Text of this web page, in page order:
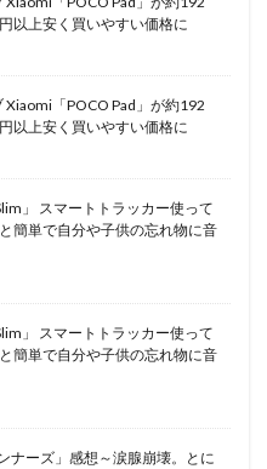
以上安く買いやすい価格に
「POCO Pad」が約192
以上安く買いやすい価格に
」 スマートトラッカー使って
簡単で自分や子供の忘れ物に音
」 スマートトラッカー使って
簡単で自分や子供の忘れ物に音
ナーズ」感想～涙腺崩壊。とに